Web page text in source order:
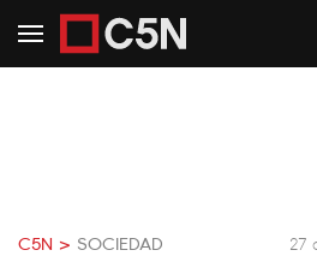
C5N > SOCIEDAD 27